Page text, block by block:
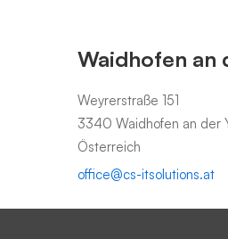
Waidhofen an
Weyrerstraße 151
3340 Waidhofen an der
Österreich
office@cs-itsolutions.at